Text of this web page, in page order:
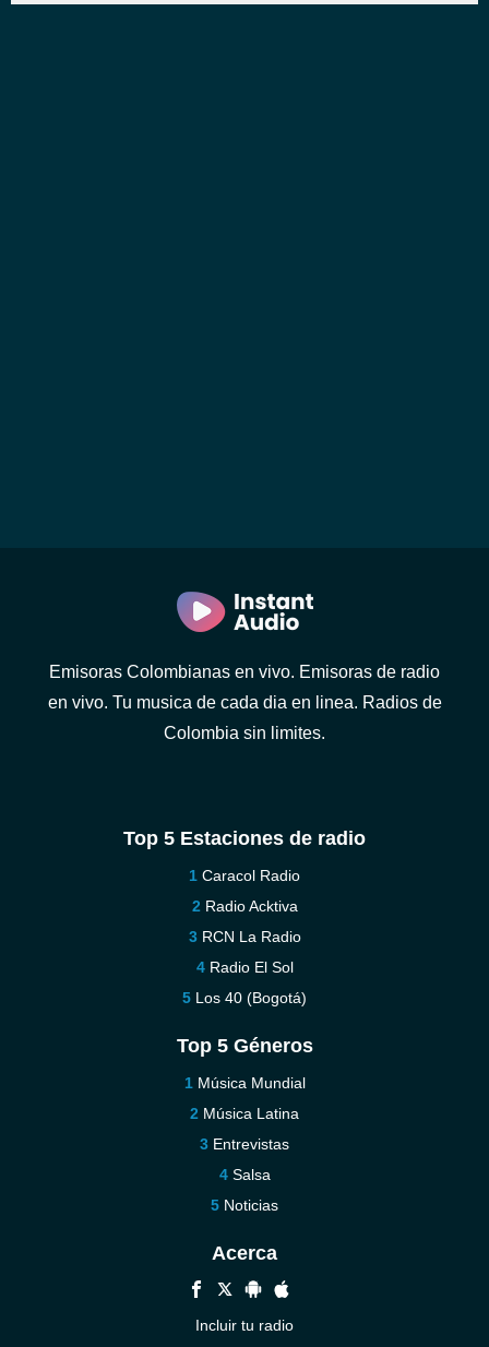
Emisoras Colombianas en vivo. Emisoras de radio
en vivo. Tu musica de cada dia en linea. Radios de
Colombia sin limites.
Top 5 Estaciones de radio
Caracol Radio
Radio Acktiva
RCN La Radio
Radio El Sol
Los 40 (Bogotá)
Top 5 Géneros
Música Mundial
Música Latina
Entrevistas
Salsa
Noticias
Acerca
Incluir tu radio